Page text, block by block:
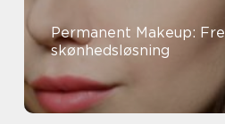
Permanent Makeup:
skønhedsløsning